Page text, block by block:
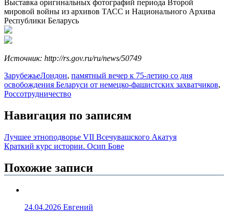
Выставка оригинальных фотографий периода Второй
мировой войны из архивов ТАСС и Национального Архива
Республики Беларусь
Источник: http://rs.gov.ru/ru/news/50749
ЗарубежьеЛондон, памятный вечер к 75-летию со дня
освобождения Беларуси от немецко-фашистских захватчиков,
Россотрудничество
Навигация по записям
Лучшее этноподворье VII Всечувашского Акатуя
Краткий курс истории. Осип Бове
Похожие записи
24.04.2026 Евгений